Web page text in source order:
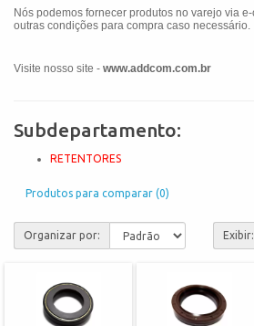
Nós podemos fornecer produtos no varejo via
outras condições para compra caso necessário.
Visite nosso site - www.addcom.com.br
Subdepartamento:
RETENTORES
Produtos para comparar (0)
Organizar por: Exibir: